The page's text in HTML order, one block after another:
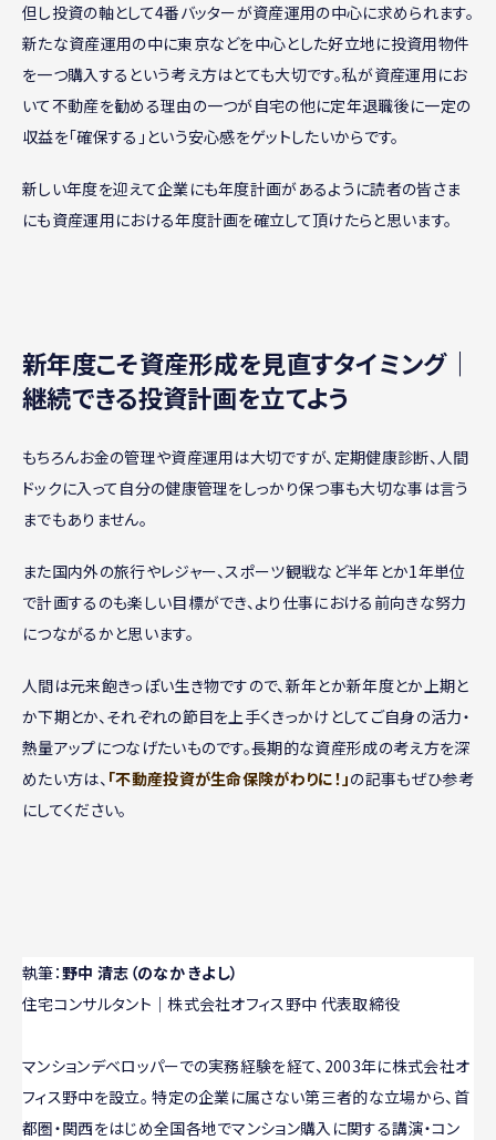
但し投資の軸として4番バッターが資産運用の中心に求められます。
新たな資産運用の中に東京などを中心とした好立地に投資用物件
を一つ購入するという考え方はとても大切です。私が資産運用にお
いて不動産を勧める理由の一つが自宅の他に定年退職後に一定の
収益を「確保する」という安心感をゲットしたいからです。
新しい年度を迎えて企業にも年度計画があるように読者の皆さま
にも資産運用における年度計画を確立して頂けたらと思います。
新年度こそ資産形成を見直すタイミング｜
継続できる投資計画を立てよう
もちろんお金の管理や資産運用は大切ですが、定期健康診断、人間
ドックに入って自分の健康管理をしっかり保つ事も大切な事は言う
までもありません。
また国内外の旅行やレジャー、スポーツ観戦など半年とか1年単位
で計画するのも楽しい目標ができ、より仕事における前向きな努力
につながるかと思います。
人間は元来飽きっぽい生き物ですので、新年とか新年度とか上期と
か下期とか、それぞれの節目を上手くきっかけとしてご自身の活力・
熱量アップにつなげたいものです。長期的な資産形成の考え方を深
めたい方は、 「不動産投資が生命保険がわりに！」の記事もぜひ参考
にしてください。
執筆：野中 清志（のなか きよし）
住宅コンサルタント｜株式会社オフィス野中 代表取締役
マンションデベロッパーでの実務経験を経て、2003年に株式会社オ
フィス野中を設立。 特定の企業に属さない第三者的な立場から、首
都圏・関西をはじめ全国各地でマンション購入に関する講演・コン